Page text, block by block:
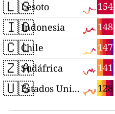
🇱🇸 154
Lesoto
🇮🇩 148
Indonesia
🇨🇱 147
Chile
🇿🇦 141
Sudáfrica
🇺🇸 128
Estados Unidos